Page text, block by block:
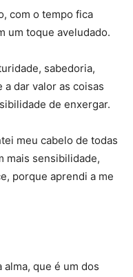
com o tempo fica
um toque aveludado.
sabedoria,
dar valor as coisas
de enxergar.
meu cabelo de todas
mais sensibilidade,
porque aprendi a me
que é um dos